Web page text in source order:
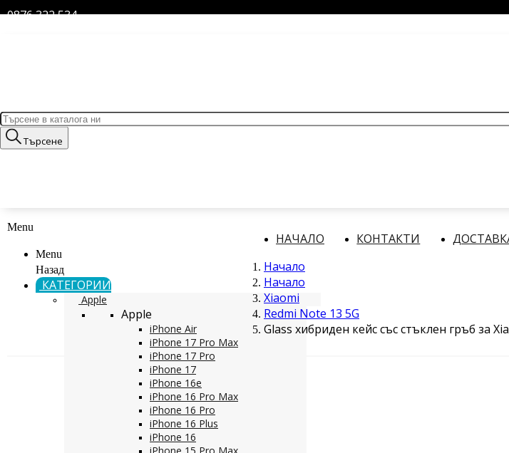
0876 322 534
Търсене
Menu
Menu
Назад
КАТЕГОРИИ
Apple
Apple
iPhone Air
iPhone 17 Pro Max
iPhone 17 Pro
iPhone 17
iPhone 16e
iPhone 16 Pro Max
iPhone 16 Pro
iPhone 16 Plus
iPhone 16
НАЧАЛО КОНТАКТИ
Начало
Начало
Xiaomi
Redmi Note 13 5G
Glass хибриден кейс със стъклен гръб за